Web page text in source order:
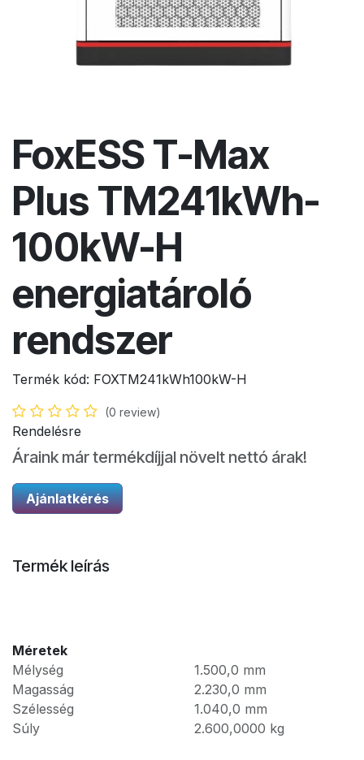
FoxESS T-Max
Plus TM241kWh-
100kW-H
energiatároló
rendszer
Termék kód: FOXTM241kWh100kW-H
(0 review)
Rendelésre
Áraink már termékdíjjal növelt nettó árak!
Ajánlatkérés
Termék leírás
Méretek
Mélység
1.500,0 mm
Magasság
2.230,0 mm
Szélesség
1.040,0 mm
Súly
2.600,0000 kg